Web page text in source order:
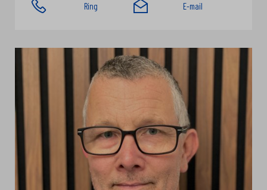
Ring E-mail